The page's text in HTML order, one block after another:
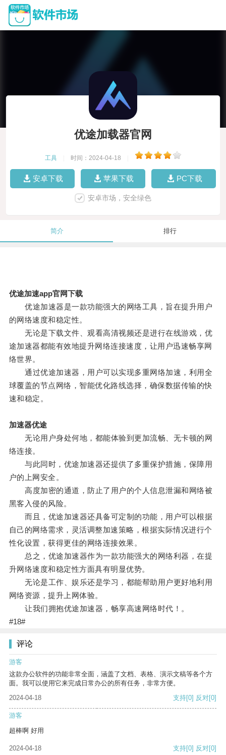
优途加载器官网
工具 时间：2024-04-18
安卓下载 苹果下载 PC下载
安卓市场，安全绿色
简介 排行
优途加速app官网下载
优途加速器是一款功能强大的网络工具，旨在提升用户
的网络速度和稳定性。
无论是下载文件、观看高清视频还是进行在线游戏，优
途加速器都能有效地提升网络连接速度，让用户迅速畅享网
络世界。
通过优途加速器，用户可以实现多重网络加速，利用全
球覆盖的节点网络，智能优化路线选择，确保数据传输的快
速和稳定。
加速器优途
无论用户身处何地，都能体验到更加流畅、无卡顿的网
络连接。
与此同时，优途加速器还提供了多重保护措施，保障用
户的上网安全。
高度加密的通道，防止了用户的个人信息泄漏和网络被
黑客入侵的风险。
而且，优途加速器还具备可定制的功能，用户可以根据
自己的网络需求，灵活调整加速策略，根据实际情况进行个
性化设置，获得更佳的网络连接效果。
总之，优途加速器作为一款功能强大的网络利器，在提
升网络速度和稳定性方面具有明显优势。
无论是工作、娱乐还是学习，都能帮助用户更好地利用
网络资源，提升上网体验。
让我们拥抱优途加速器，畅享高速网络时代！。
#18#
评论
游客
这款办公软件的功能非常全面，涵盖了文档、表格、演示文稿等各个方
面。我可以使用它来完成日常办公的所有任务，非常方便。
2024-04-18
支持[0] 反对[0]
游客
超棒啊 好用
2024-04-18 支持[0] 反对[0]